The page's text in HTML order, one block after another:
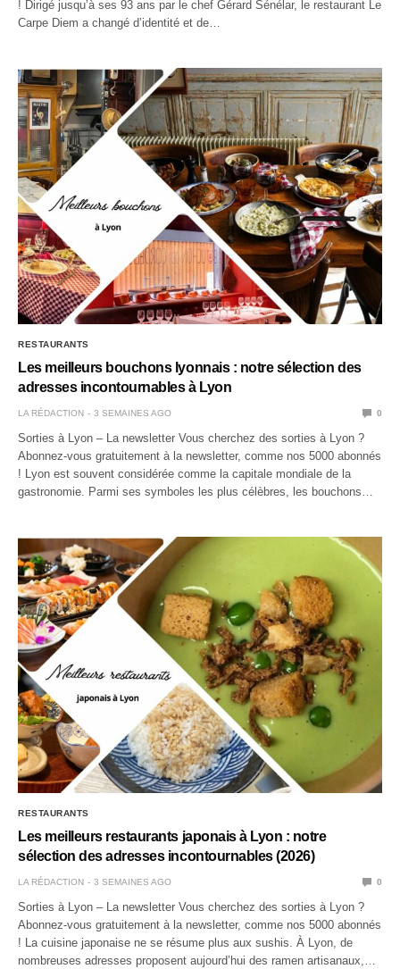
! Dirigé jusqu’à ses 93 ans par le chef Gérard Sénélar, le restaurant Le
Carpe Diem a changé d’identité et de…
RESTAURANTS
Les meilleurs bouchons lyonnais : notre sélection des
adresses incontournables à Lyon
LA RÉDACTION 3 SEMAINES AGO 0
Sorties à Lyon – La newsletter Vous cherchez des sorties à Lyon ?
Abonnez-vous gratuitement à la newsletter, comme nos 5000 abonnés
! Lyon est souvent considérée comme la capitale mondiale de la
gastronomie. Parmi ses symboles les plus célèbres, les bouchons…
RESTAURANTS
Les meilleurs restaurants japonais à Lyon : notre
sélection des adresses incontournables (2026)
LA RÉDACTION 3 SEMAINES AGO 0
Sorties à Lyon – La newsletter Vous cherchez des sorties à Lyon ?
Abonnez-vous gratuitement à la newsletter, comme nos 5000 abonnés
! La cuisine japonaise ne se résume plus aux sushis. À Lyon, de
nombreuses adresses proposent aujourd’hui des ramen artisanaux,…